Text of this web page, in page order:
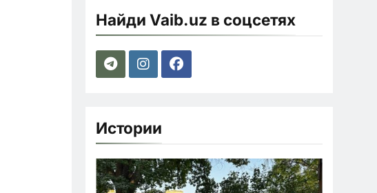
Найди Vaib.uz в соцсетях
Истории